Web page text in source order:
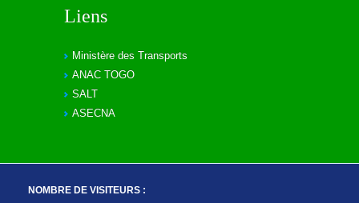
Liens
Ministère des Transports
ANAC TOGO
SALT
ASECNA
NOMBRE DE VISITEURS :